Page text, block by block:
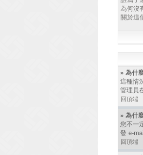
為何沒
關於這
» 為什
這種情
管理員
回頂端
» 為什
您不一
發 e-
回頂端